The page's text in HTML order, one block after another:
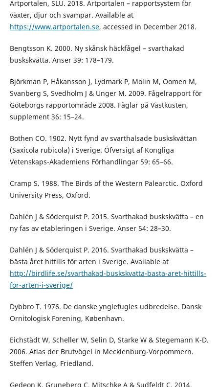
Artportalen, SLU. 2018. Artportalen – rapportsystem för
växter, djur och svampar. Available at
https://www.artportalen.se, accessed in December 2018.
Bengtsson K. 2000. Ny skånsk häckfågel – svarthakad
buskskvätta. Anser 39: 178–179.
Björkman P, Håkansson J, Lydmark P, Molin M, Oomen M,
Svanberg S, Svedholm J & Unger M. 2009. Fågelrapport för
Göteborgs rapportområde 2008. Fåglar på Västkusten,
supplement 36: 15–24.
Bothen CO. 1902. Nytt fynd av svarthalsade buskskvättan
(Saxicola rubicola) i Sverige. Öfversigt af Kongliga
Vetenskaps-Akademiens Förhandlingar 59: 65–66.
Cramp S. 1988. The Birds of the Western Palearctic. Oxford
University Press, Oxford.
Dahlén J & Söderquist P. 2015. Svarthakad buskskvätta – en
ny fas av etableringen i Sverige. Anser 54: 28–30.
Dahlén J & Söderquist P. 2016. Svarthakad buskskvätta –
bästa året hittills för arten i Sverige. Available at
http://birdlife.se/svarthakad-buskskvatta-basta-aret-hittills-
for-arten-i-sverige/
Dybbro T. 1976. De danske ynglefugles udbredelse. Dansk
Ornitologisk Forening, København.
Eichstädt W, Scheller W, Selin D, Starke W & Stegemann K-D.
2006. Atlas der Brutvögel in Mecklenburg-Vorpommern.
Steffen Verlag, Friedland.
Gedeon K, Gruneberg C, Mitschke A & Sudfeldt C. 2014.